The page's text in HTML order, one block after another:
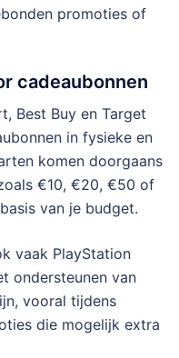
promoties of
cadeaubonnen
Best Buy en Target
in fysieke en
komen doorgaans
€10, €20, €50 of
van je budget.
vaak PlayStation
ondersteunen van
vooral tijdens
die mogelijk extra